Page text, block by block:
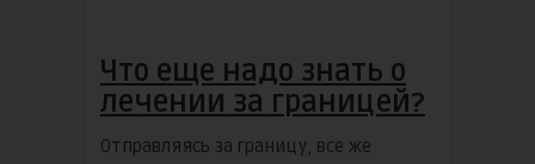
Что еще надо знать о
лечении за границей?
Отправляясь за границу, все же